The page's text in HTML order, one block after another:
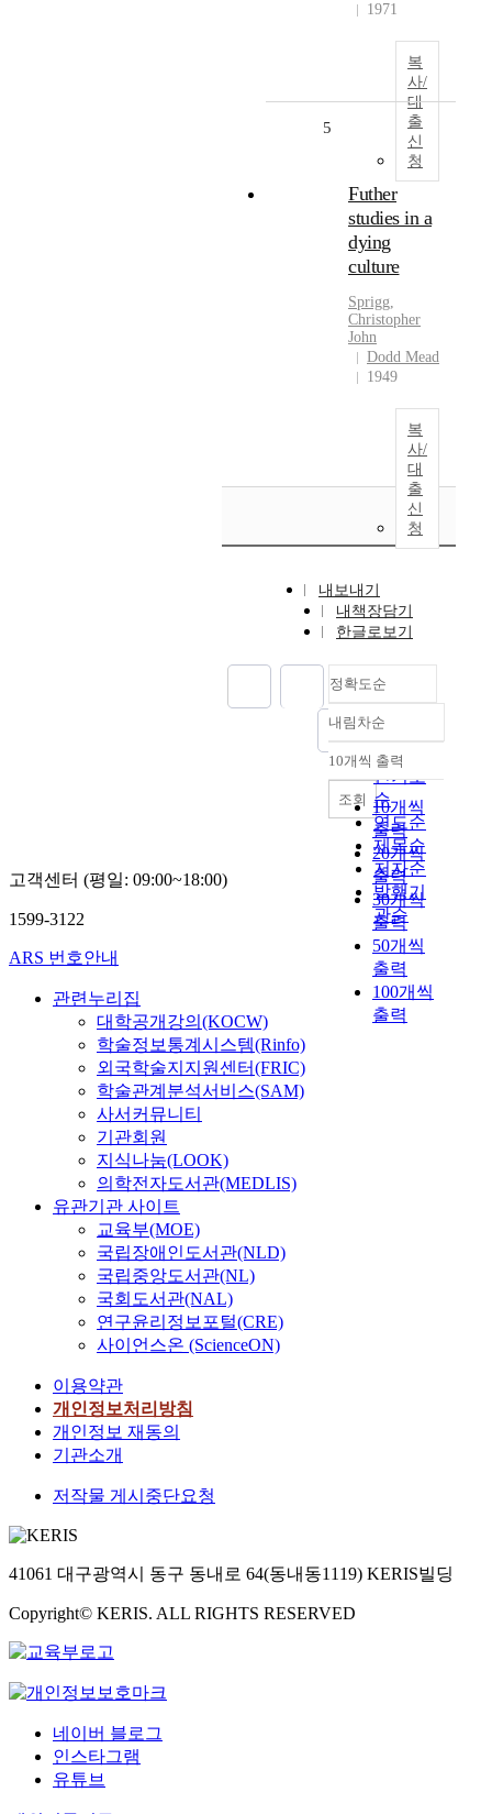
1971
복
사/
대
출
신
청
5
Futher
studies in a
dying
culture
Sprigg,
Christopher
John
Dodd Mead
1949
복
사/
대
출
신
청
내보내기
내책장담기
한글로보기
정확도순
정확도
순
인기도
순
연도순
제목순
저자순
발행기
관순
내림차순
내림차순
10개씩 출력
10개씩
출력
20개씩
출력
30개씩
출력
50개씩
출력
100개씩
출력
조회
고객센터 (평일: 09:00~18:00)
1599-3122
ARS 번호안내
관련누리집
대학공개강의(KOCW)
학술정보통계시스템(Rinfo)
외국학술지지원센터(FRIC)
학술관계분석서비스(SAM)
사서커뮤니티
기관회원
지식나눔(LOOK)
의학전자도서관(MEDLIS)
유관기관 사이트
교육부(MOE)
국립장애인도서관(NLD)
국립중앙도서관(NL)
국회도서관(NAL)
연구윤리정보포털(CRE)
사이언스온 (ScienceON)
이용약관
개인정보처리방침
개인정보 재동의
기관소개
저작물 게시중단요청
41061 대구광역시 동구 동내로 64(동내동1119) KERIS빌딩
Copyright© KERIS. ALL RIGHTS RESERVED
네이버 블로그
인스타그램
유튜브